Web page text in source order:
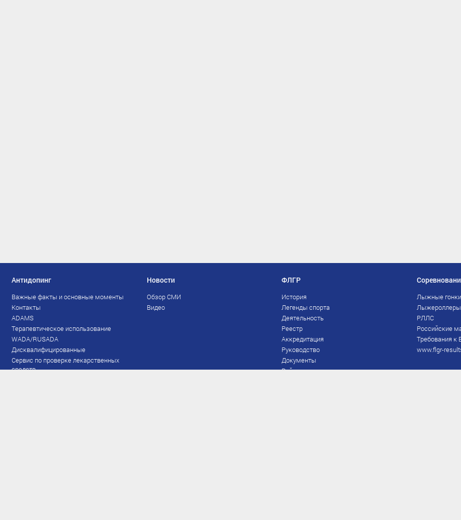
Антидопинг
Важные факты и основные моменты
Контакты
ADAMS
Терапевтическое использование
WADA/RUSADA
Дисквалифицированные
Сервис по проверке лекарственных
средств
Новости
Обзор СМИ
Видео
ФЛГР
История
Легенды спорта
Деятельность
Реестр
Аккредитация
Руководство
Документы
Рейтинг
Лыжные гонки
Лыжероллеры
РЛЛС
Российские
Требования к
www.flgr-